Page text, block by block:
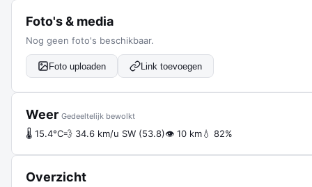
Foto's & media
Nog geen foto's beschikbaar.
Foto uploaden Link toevoegen
Weer Gedeeltelijk bewolkt
🌡 15.4°C💨 34.6 km/u SW (53.8)👁 10 km💧 82%
Overzicht